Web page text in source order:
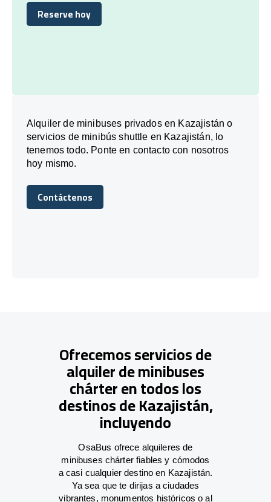
Reserve hoy
Reserve hoy
Alquiler de minibuses privados en Kazajistán o
servicios de minibús shuttle en Kazajistán, lo
tenemos todo. Ponte en contacto con nosotros
hoy mismo.
Contáctenos
Contáctenos
Ofrecemos servicios de
alquiler de minibuses
chárter en todos los
destinos de Kazajistán,
incluyendo
OsaBus ofrece alquileres de
minibuses chárter fiables y cómodos
a casi cualquier destino en Kazajistán.
Ya sea que te dirijas a ciudades
vibrantes, monumentos históricos o al